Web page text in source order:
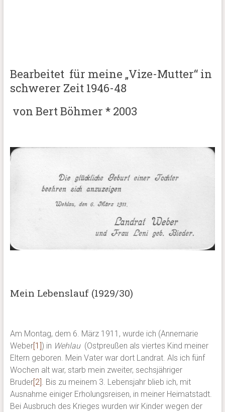
Bearbeitet für meine „Vize-Mutter“ in
schwerer Zeit 1946-48
von Bert Böhmer * 2003
Mein Lebenslauf (1929/30)
Am Montag, dem 6. März 1911, wurde ich (Annemarie
Weber[1] ) in Wehlau(Ostpreußen als viertes Kind meiner
Eltern geboren. Mein Vater war dort Landrat. Als ich fünf
Wochen alt war, starb mein zweiter, sechsjähriger
Bruder[2] . Bis zu meinem 3. Lebensjahr blieb ich, mit
Ausnahme einiger Erholungsreisen, in meiner Heimatstadt.
Bei Ausbruch des Krieges wurden wir Kinder wegen der